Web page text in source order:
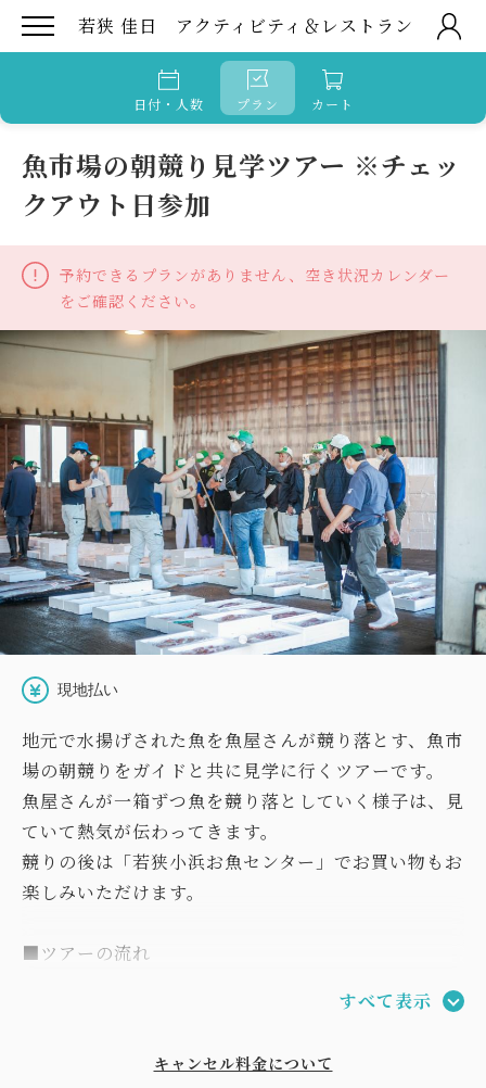
若狭 佳日 アクティビティ＆レストラン
日付・人数 プラン カート
魚市場の朝競り見学ツアー ※チェッ
クアウト日参加
予約できるプランがありません、空き状況カレンダー
をご確認ください。
現地払い
地元で水揚げされた魚を魚屋さんが競り落とす、魚市
場の朝競りをガイドと共に見学に行くツアーです。
魚屋さんが一箱ずつ魚を競り落としていく様子は、見
ていて熱気が伝わってきます。
競りの後は「若狭小浜お魚センター」でお買い物もお
楽しみいただけます。
■ツアーの流れ
7:45 若狭小浜お魚センターでお買い物
すべて表示
キャンセル料金について